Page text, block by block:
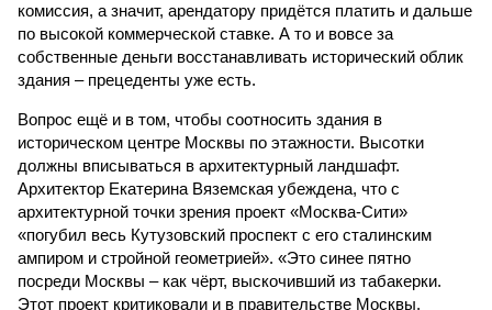
комиссия, а значит, арендатору придётся платить и дальше
по высокой коммерческой ставке. А то и вовсе за
собственные деньги восстанавливать исторический облик
здания – прецеденты уже есть.
Вопрос ещё и в том, чтобы соотносить здания в
историческом центре Москвы по этажности. Высотки
должны вписываться в архитектурный ландшафт.
Архитектор Екатерина Вяземская убеждена, что с
архитектурной точки зрения проект «Москва-Сити»
«погубил весь Кутузовский проспект с его сталинским
ампиром и стройной геометрией». «Это синее пятно
посреди Москвы – как чёрт, выскочивший из табакерки.
Этот проект критиковали и в правительстве Москвы,